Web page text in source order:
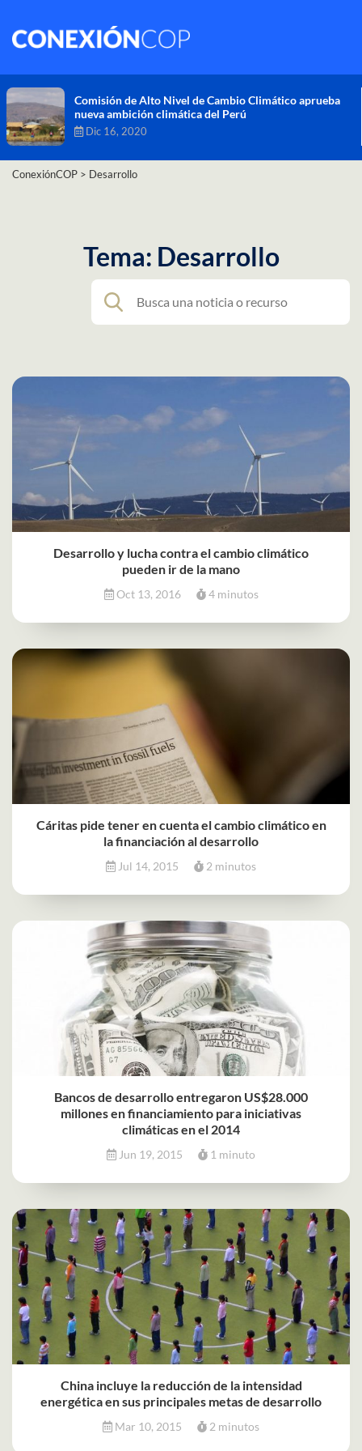
Comisión de Alto Nivel de Cambio Climático aprueba
nueva ambición climática del Perú
Dic 16, 2020
ConexiónCOP > Desarrollo
Tema: Desarrollo
Desarrollo y lucha contra el cambio climático
pueden ir de la mano
Oct 13, 2016 4 minutos
Cáritas pide tener en cuenta el cambio climático en
la financiación al desarrollo
Jul 14, 2015 2 minutos
Bancos de desarrollo entregaron US$28.000
millones en financiamiento para iniciativas
climáticas en el 2014
Jun 19, 2015 1 minuto
China incluye la reducción de la intensidad
energética en sus principales metas de desarrollo
Mar 10, 2015 2 minutos